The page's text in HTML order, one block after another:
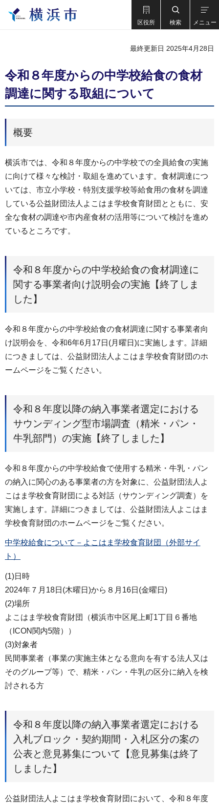
区役所 検索 メニュー
最終更新日 2025年4月28日
令和８年度からの中学校給食の食材
調達に関する取組について
概要
横浜市では、令和８年度からの中学校での全員給食の実施
に向けて様々な検討・取組を進めています。食材調達につ
いては、市立小学校・特別支援学校等給食用の食材を調達
している公益財団法人よこはま学校食育財団とともに、安
全な食材の調達や市内産食材の活用等について検討を進め
ているところです。
令和８年度からの中学校給食の食材調達に
関する事業者向け説明会の実施【終了しま
した】
令和８年度からの中学校給食の食材調達に関する事業者向
け説明会を、令和6年6月17日(月曜日)に実施します。詳細
につきましては、公益財団法人よこはま学校食育財団のホ
ームページをご覧ください。
令和８年度以降の納入事業者選定における
サウンディング型市場調査（精米・パン・
牛乳部門）の実施【終了しました】
令和８年度からの中学校給食で使用する精米・牛乳・パン
の納入に関心のある事業者の方を対象に、公益財団法人よ
こはま学校食育財団による対話（サウンディング調査）を
実施します。詳細につきましては、公益財団法人よこはま
学校食育財団のホームページをご覧ください。
中学校給食について－よこはま学校食育財団（外部サイ
ト）
(1)日時
2024年７月18日(木曜日)から８月16日(金曜日)
(2)場所
よこはま学校食育財団（横浜市中区尾上町1丁目６番地
（ICON関内5階））
(3)対象者
民間事業者（事業の実施主体となる意向を有する法人又は
そのグループ等）で、精米・パン・牛乳の区分に納入を検
討される方
令和８年度以降の納入事業者選定における
入札ブロック・契約期間・入札区分の案の
公表と意見募集について【意見募集は終了
しました】
公益財団法人よこはま学校食育財団において、令和８年度